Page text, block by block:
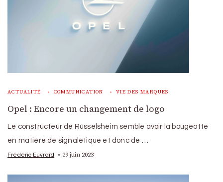
ACTUALITÉ COMMUNICATION VIE DES MARQUES
Opel : Encore un changement de logo
Le constructeur de Rüsselsheim semble avoir la bougeotte
en matière de signalétique et donc de …
Frédéric Euvrard 29 juin 2023